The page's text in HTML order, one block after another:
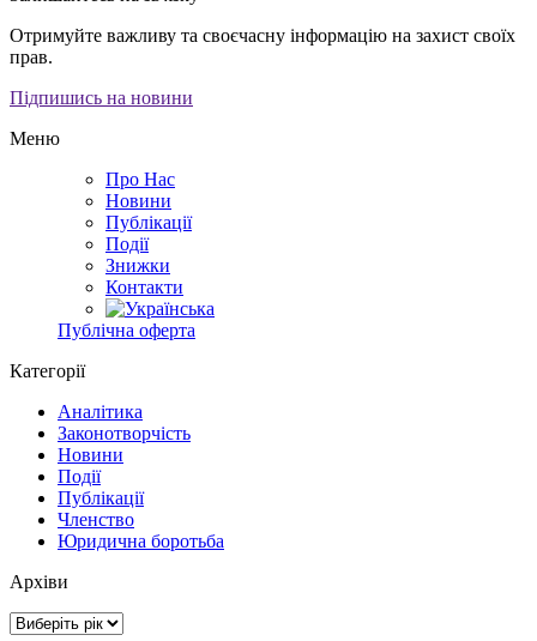
Отримуйте важливу та своєчасну інформацію на захист своїх
прав.
Підпишись на новини
Меню
Про Нас
Новини
Публікації
Події
Знижки
Контакти
Публічна оферта
Категорії
Аналітика
Законотворчість
Новини
Події
Публікації
Членство
Юридична боротьба
Архіви